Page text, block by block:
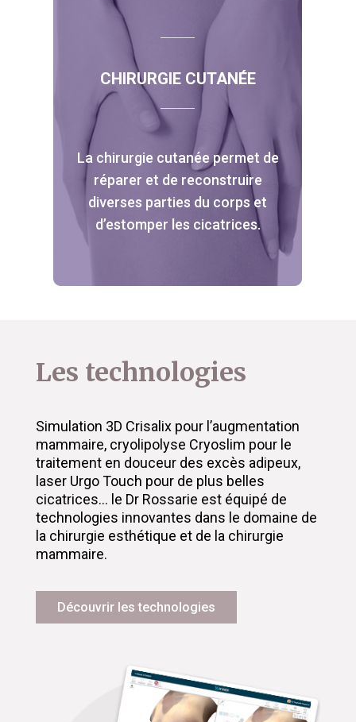
CHIRURGIE CUTANÉE
La chirurgie cutanée permet de
réparer et de reconstruire
diverses parties du corps et
d’estomper les cicatrices.
Les technologies
Simulation 3D Crisalix pour l’augmentation
mammaire, cryolipolyse Cryoslim pour le
traitement en douceur des excès adipeux,
laser Urgo Touch pour de plus belles
cicatrices… le Dr Rossarie est équipé de
technologies innovantes dans le domaine de
la chirurgie esthétique et de la chirurgie
mammaire.
Découvrir les technologies